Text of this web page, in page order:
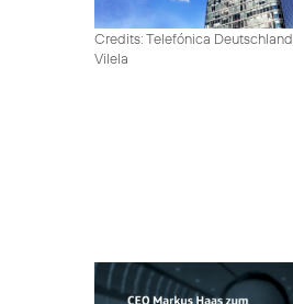
Credits: Telefónica
Vilela